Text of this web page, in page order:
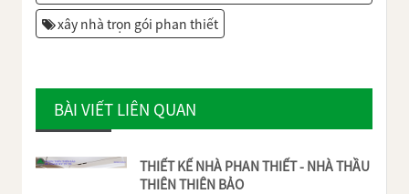
xây nhà trọn gói phan thiết
BÀI VIẾT LIÊN QUAN
THIẾT KẾ NHÀ PHAN THIẾT - NHÀ THẦU
THIÊN THIÊN BẢO